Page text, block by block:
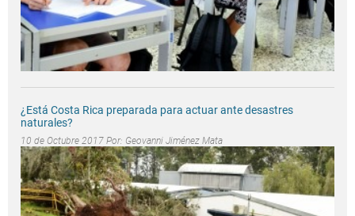
¿Está Costa Rica preparada para actuar ante desastres
naturales?
10 de Octubre 2017 Por: Geovanni Jiménez Mata